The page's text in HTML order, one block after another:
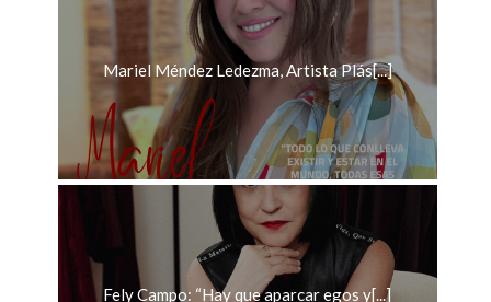
Mariel Méndez Ledezma, Artista Plás[...]
Fely Campo: “Hay que aparcar egos y[...]